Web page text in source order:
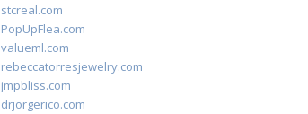
stcreal.com
PopUpFlea.com
valueml.com
rebeccatorresjewelry.com
jmpbliss.com
drjorgerico.com